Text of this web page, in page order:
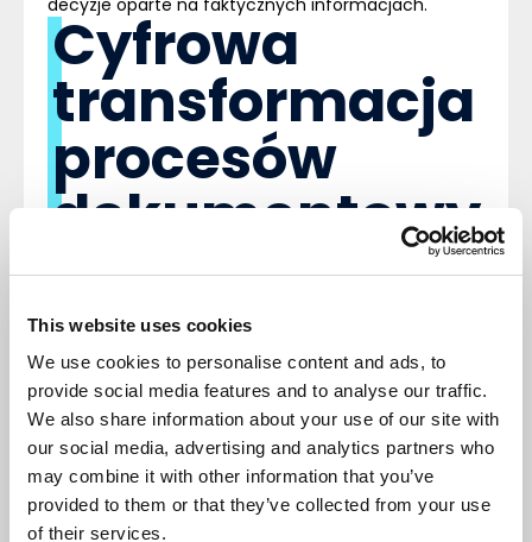
This website uses cookies
We use cookies to personalise content and ads, to
provide social media features and to analyse our traffic.
We also share information about your use of our site with
our social media, advertising and analytics partners who
may combine it with other information that you’ve
provided to them or that they’ve collected from your use
of their services.
Cyfrowa
transformacja
procesów
dokumentowy
ch
Cyfryzacja obiegu dokumentów staje się jednym z
kluczowych elementów usprawniania pracy w
nowoczesnych organizacjach. Coraz większe
znaczenie mają rozwiązania, które porządkują
przepływ informacji i wspierają zgodność procesów z
obowiązującymi regulacjami, w tym KSeF.
W centrum uwagi znajduje się automatyzacja, która
pozwala ograniczyć liczbę błędów oraz przyspieszyć
realizację codziennych zadań operacyjnych w
firmie.